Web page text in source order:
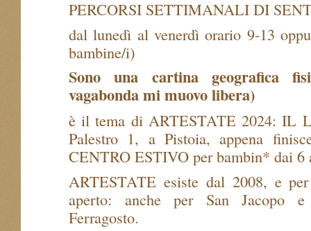
PERCORSI SETTIMANALI DI
dal lunedì al venerdì orario 9-13
bambine/i)
Sono una cartina geografica
vagabonda mi muovo libera)
è il tema di ARTESTATE 2024: IL
Palestro 1, a Pistoia, appena
CENTRO ESTIVO per bambin* dai
ARTESTATE esiste dal 2008, e
aperto: anche per San Jacopo
Ferragosto.